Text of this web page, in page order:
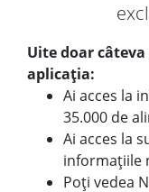
Uite doar
aplicația:
Ai acces la
35.000 de
Ai acces la
informațiile
Poți vedea